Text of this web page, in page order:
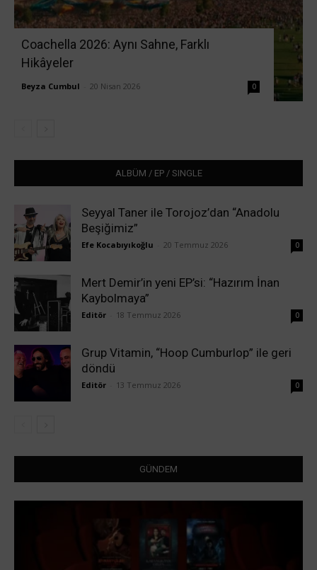
Coachella 2026: Aynı Sahne, Farklı
Hikâyeler
Beyza Cumbul 20 Nisan 2026 0
ALBÜM / EP / SINGLE
Seyyal Taner ile Torojoz’dan “Anadolu
Beşiğimiz”
Efe Kocabıyıkoğlu 20 Temmuz 2026 0
Mert Demir’in yeni EP’si: “Hazırım İnan
Kaybolmaya”
Editör 18 Temmuz 2026 0
Grup Vitamin, “Hoop Cumburlop” ile geri
döndü
Editör 13 Temmuz 2026 0
GÜNDEM